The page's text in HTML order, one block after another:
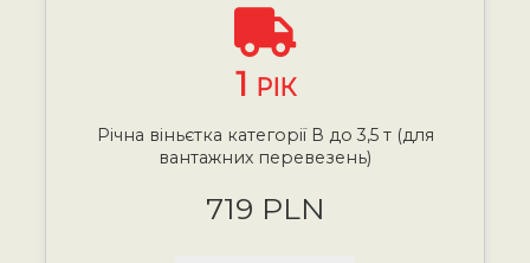
1 РІК
Річна віньєтка категорії В до 3,5 т (для
вантажних перевезень)
719 PLN